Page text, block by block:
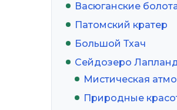
Васюганские
Патомский кратер
Большой Тхач
Сейдозеро
Мистическая
Природные